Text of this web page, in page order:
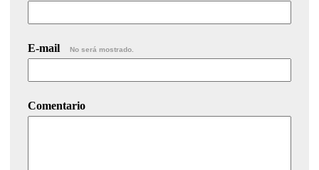
E-mail No será mostrado.
Comentario